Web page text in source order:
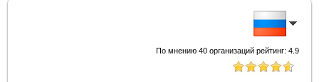
По мнению 40организаций рейтинг: 4.9